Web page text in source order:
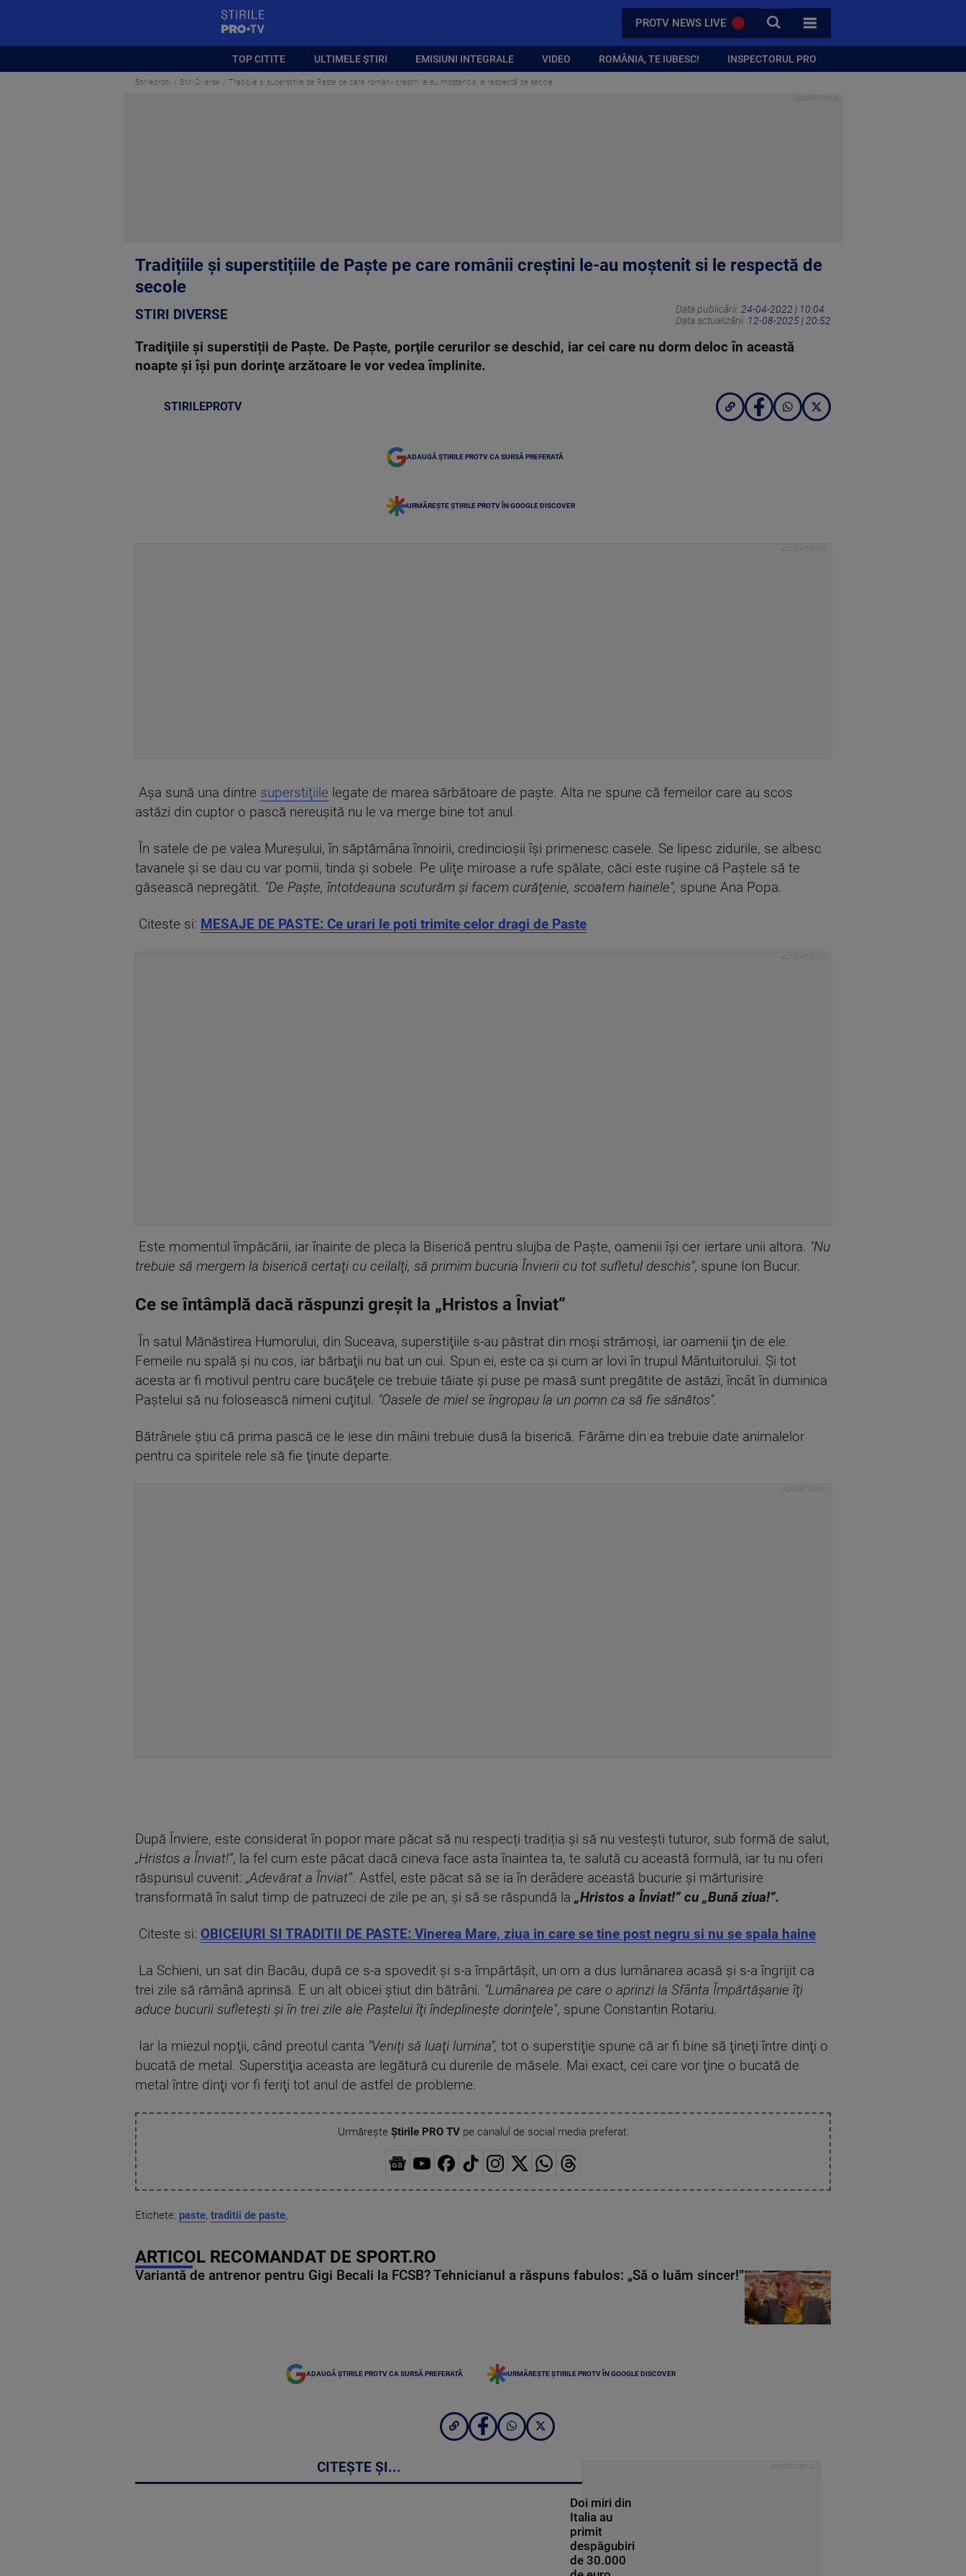
PROTV NEWS LIVE CAUTA
TOATE CATEGORIILE
TOP CITITE ULTIMELE ȘTIRI EMISIUNI INTEGRALE VIDEO ROMÂNIA, TE IUBESC! INSPECTORUL PRO
Stirileprotv Stiri Diverse Tradițiile și superstițiile de Paște pe care românii creștini le-au moștenit si le respectă de secole
Tradițiile și superstițiile de Paște pe care românii creștini le-au moștenit si le respectă de
secole
STIRI DIVERSE Data publicării: 24-04-2022 | 10:04
Data actualizării: 12-08-2025 | 20:52
Tradiţiile şi superstiții de Paşte. De Paşte, porţile cerurilor se deschid, iar cei care nu dorm deloc în această
noapte şi îşi pun dorinţe arzătoare le vor vedea împlinite.
STIRILEPROTV
ADAUGĂ ȘTIRILE PROTV CA SURSĂ PREFERATĂ
URMĂREȘTE ȘTIRILE PROTV ÎN GOOGLE DISCOVER
Aşa sună una dintre superstiţiile legate de marea sărbătoare de paște. Alta ne spune că femeilor care au scos
astăzi din cuptor o pască nereuşită nu le va merge bine tot anul.
În satele de pe valea Mureşului, în săptămâna înnoirii, credincioşii îşi primenesc casele. Se lipesc zidurile, se albesc
tavanele şi se dau cu var pomii, tinda şi sobele. Pe uliţe miroase a rufe spălate, căci este ruşine că Paştele să te
găsească nepregătit. "De Paşte, întotdeauna scuturăm şi facem curăţenie, scoatem hainele", spune Ana Popa.
Citeste si: MESAJE DE PASTE: Ce urari le poti trimite celor dragi de Paste
Este momentul împăcării, iar înainte de pleca la Biserică pentru slujba de Paşte, oamenii îşi cer iertare unii altora. "Nu
trebuie să mergem la biserică certaţi cu ceilalţi, să primim bucuria Învierii cu tot sufletul deschis", spune Ion Bucur.
Ce se întâmplă dacă răspunzi greșit la „Hristos a Înviat”
În satul Mănăstirea Humorului, din Suceava, superstiţiile s-au păstrat din moşi strămoşi, iar oamenii ţin de ele.
Femeile nu spală şi nu cos, iar bărbaţii nu bat un cui. Spun ei, este ca şi cum ar lovi în trupul Mântuitorului. Şi tot
acesta ar fi motivul pentru care bucăţele ce trebuie tăiate şi puse pe masă sunt pregătite de astăzi, încât în duminica
Paştelui să nu folosească nimeni cuţitul. "Oasele de miel se îngropau la un pomn ca să fie sănătos".
Bătrânele ştiu că prima pască ce le iese din mâini trebuie dusă la biserică. Fărâme din ea trebuie date animalelor
pentru ca spiritele rele să fie ţinute departe.
După Înviere, este considerat în popor mare păcat să nu respecți tradiția și să nu vestești tuturor, sub formă de salut,
„Hristos a Înviat!”, la fel cum este păcat dacă cineva face asta înaintea ta, te salută cu această formulă, iar tu nu oferi
răspunsul cuvenit: „Adevărat a Înviat”. Astfel, este păcat să se ia în derâdere această bucurie și mărturisire
transformată în salut timp de patruzeci de zile pe an, și să se răspundă la „Hristos a Înviat!” cu „Bună ziua!”.
Citeste si: OBICEIURI SI TRADITII DE PASTE: Vinerea Mare, ziua in care se tine post negru si nu se spala haine
La Schieni, un sat din Bacău, după ce s-a spovedit şi s-a împărtășit, un om a dus lumânarea acasă şi s-a îngrijit ca
trei zile să rămână aprinsă. E un alt obicei ştiut din bătrâni. "Lumânarea pe care o aprinzi la Sfânta Împărtăşanie îţi
aduce bucurii sufleteşti şi în trei zile ale Paştelui îţi îndeplineşte dorinţele", spune Constantin Rotariu.
Iar la miezul nopţii, când preotul canta "Veniţi să luaţi lumina", tot o superstiţie spune că ar fi bine să ţineţi între dinţi o
bucată de metal. Superstiţia aceasta are legătură cu durerile de măsele. Mai exact, cei care vor ţine o bucată de
metal între dinţi vor fi feriţi tot anul de astfel de probleme.
Urmărește Știrile PRO TVpe canalul de social media preferat:
Etichete: paste, traditii de paste,
ARTICOL RECOMANDAT DE SPORT.RO
Variantă de antrenor pentru Gigi Becali la FCSB? Tehnicianul a răspuns fabulos: „Să o luăm sincer!”
ADAUGĂ ȘTIRILE PROTV CA SURSĂ PREFERATĂ URMĂREȘTE ȘTIRILE PROTV ÎN GOOGLE DISCOVER
CITEȘTE ȘI...
Doi miri din
Italia au
primit
despăgubiri
de 30.000